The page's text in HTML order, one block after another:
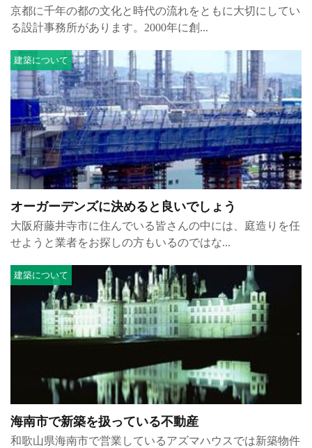
京都に千年の都の文化と時代の流れをともに大切にしてい
る設計事務所があります。2000年に創...
オーガーデンズに決めると良いでしょう
建築について
大阪府藤井寺市に住んでいる皆さんの中には、庭造りを任
せようと業者をお探しの方もいるのではな...
海南市で新築を扱っている不動産
建築について
和歌山県海南市で営業しているアズマハウスでは新築物件